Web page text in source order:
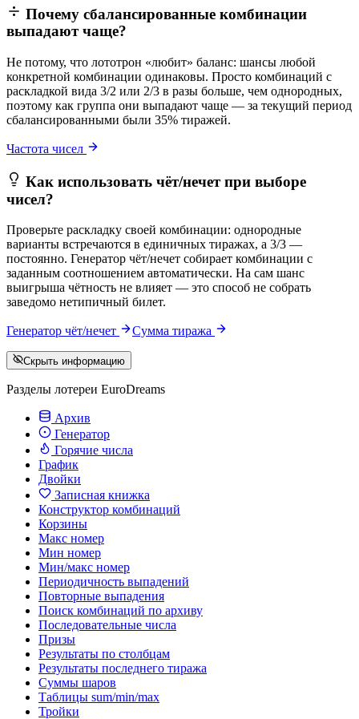
Почему сбалансированные комбинации
выпадают чаще?
Не потому, что лототрон «любит» баланс: шансы любой
конкретной комбинации одинаковы. Просто комбинаций с
раскладкой вида 3/2 или 2/3 в разы больше, чем однородных,
поэтому как группа они выпадают чаще — за текущий период
сбалансированными были 35% тиражей.
Частота чисел
Как использовать чёт/нечет при выборе
чисел?
Проверьте раскладку своей комбинации: однородные
варианты встречаются в единичных тиражах, а 3/3 —
постоянно. Генератор чёт/нечет собирает комбинации с
заданным соотношением автоматически. На сам шанс
выигрыша чётность не влияет — это способ не собрать
заведомо нетипичный билет.
Генератор чёт/нечет Сумма тиража
Скрыть информацию
Разделы лотереи EuroDreams
Архив
Генератор
Горячие числа
График
Двойки
Записная книжка
Конструктор комбинаций
Корзины
Макс номер
Мин номер
Мин/макс номер
Периодичность выпадений
Повторные выпадения
Поиск комбинаций по архиву
Последовательные числа
Призы
Результаты по столбцам
Результаты последнего тиража
Суммы шаров
Таблицы sum/min/max
Тройки